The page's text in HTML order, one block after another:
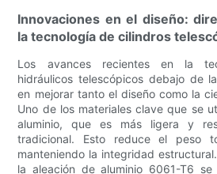
Innovaciones en el diseño:
la tecnología de cilindros
Los avances recientes en la
hidráulicos telescópicos debajo de
en mejorar tanto el diseño como la
Uno de los materiales clave que se
aluminio, que es más ligera y
tradicional. Esto reduce el peso
manteniendo la integridad
la aleación de aluminio 6061-T6